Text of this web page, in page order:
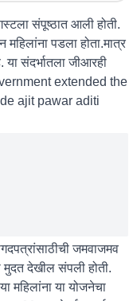
संपूष्ठात आली होती.
पडला होता.मात्र
संदर्भातला जीआरही
extended the
ajit pawar aditi
जमवाजमव
मुदत देखील संपली होती.
महिलांना या योजनेचा